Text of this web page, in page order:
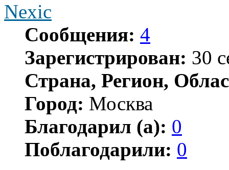
Nexic
Сообщения: 4
Зарегистрирован: 30
Страна, Регион,
Город: Москва
Благодарил (а): 0
Поблагодарили: 0